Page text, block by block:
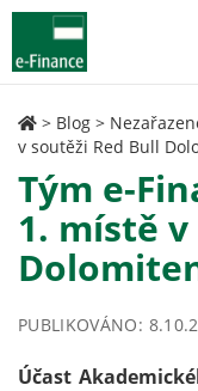
> Blog >
v soutěži Red Bull
Tým e-
1. místě
PUBLIKOVÁNO:
Účast